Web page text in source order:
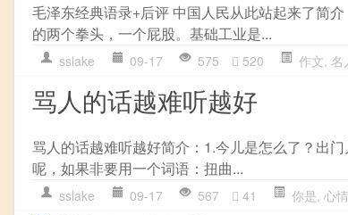
毛泽东经典语录+后评 中国人民从此站起来了简
的两个拳头，一个屁股。基础工业是...
sslake 09-17 575 520 作文, 名
骂人的话越难听越好
骂人的话越难听越好简介：1.今儿是怎么了？出
呢，如果非要用一个词语：扭曲...
sslake 09-17 567 41 你是, 心